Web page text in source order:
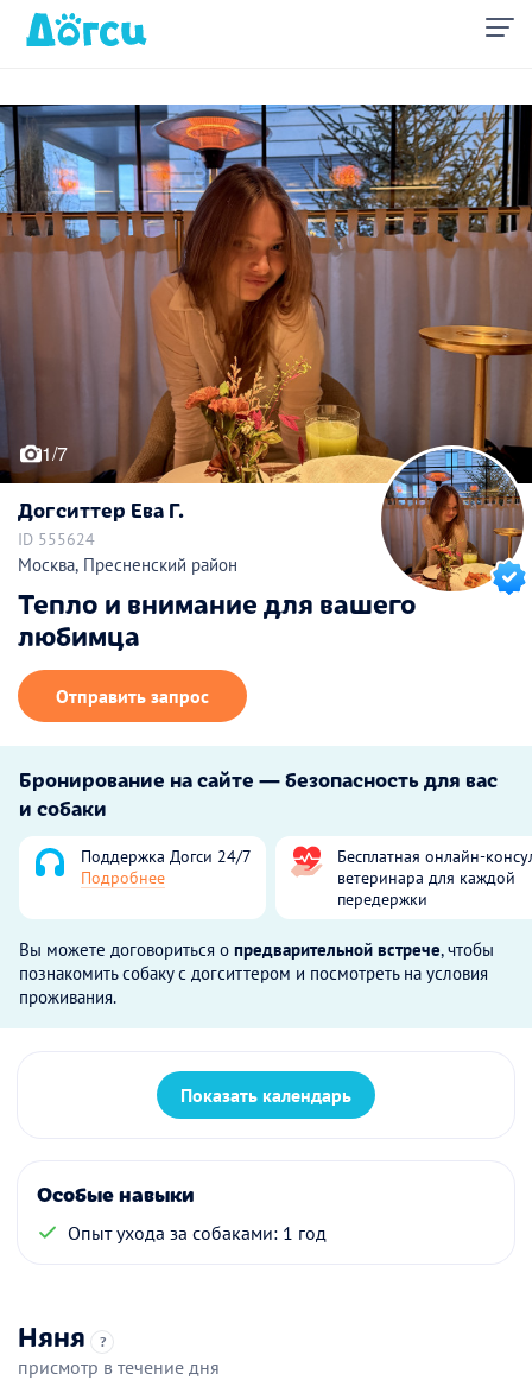
1/7
Догситтер Ева Г.
ID 555624
Москва, Пресненский район
Тепло и внимание для вашего
любимца
Отправить запрос
Бронирование на сайте — безопасность для вас
и собаки
Поддержка Догси 24/7
Подробнее
Бесплатная онлайн-
ветеринара для каждой
передержки
Вы можете договориться о предварительной встрече, чтобы
познакомить собаку с догситтером и посмотреть на условия
проживания.
Показать календарь
Особые навыки
Опыт ухода за собаками: 1 год
Няня ?
присмотр в течение дня